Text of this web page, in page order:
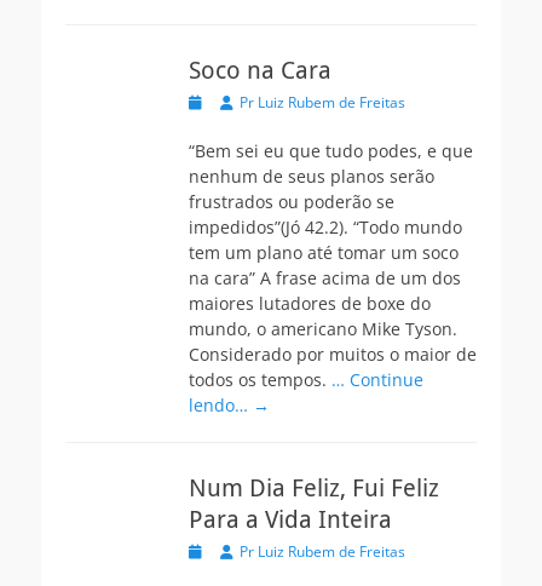
Soco na Cara
Postada
AutorPr Luiz Rubem de Freitas
“Bem sei eu que tudo podes, e que
nenhum de seus planos serão
frustrados ou poderão se
impedidos”(Jó 42.2). “Todo mundo
tem um plano até tomar um soco
na cara” A frase acima de um dos
maiores lutadores de boxe do
mundo, o americano Mike Tyson.
Considerado por muitos o maior de
todos os tempos. … Continue
lendo… →
Num Dia Feliz, Fui Feliz
Para a Vida Inteira
Postada
AutorPr Luiz Rubem de Freitas